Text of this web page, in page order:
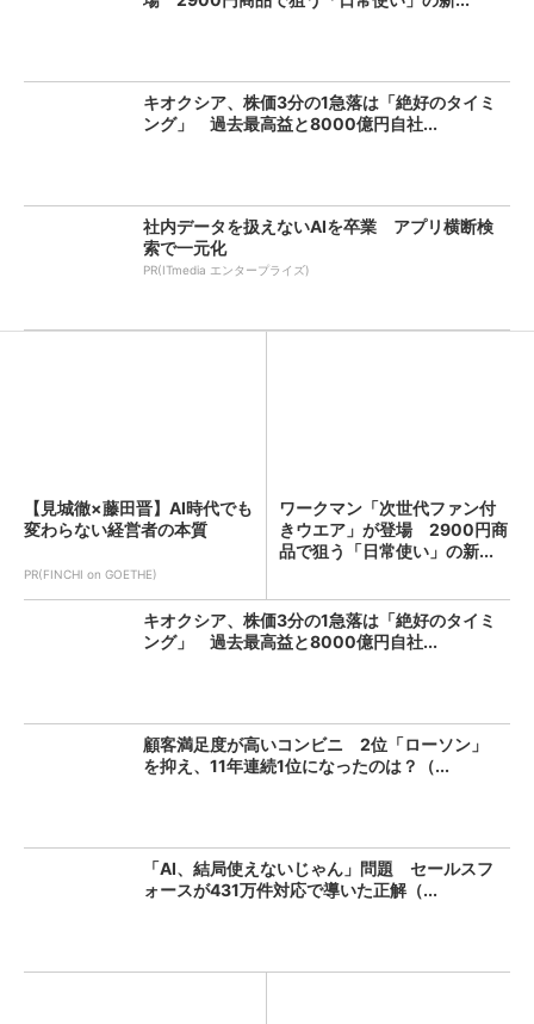
キオクシア、株価3分の1急落は「絶好のタイミ
ング」 過去最高益と8000億円自社...
社内データを扱えないAIを卒業 アプリ横断検
索で一元化
PR(ITmedia エンタープライズ)
【見城徹×藤田晋】AI時代でも
変わらない経営者の本質
PR(FINCHI on GOETHE)
ワークマン「次世代ファン付
きウエア」が登場 2900円商
品で狙う「日常使い」の新...
キオクシア、株価3分の1急落は「絶好のタイミ
ング」 過去最高益と8000億円自社...
顧客満足度が高いコンビニ 2位「ローソン」
を抑え、11年連続1位になったのは？（...
「AI、結局使えないじゃん」問題 セールスフ
ォースが431万件対応で導いた正解（...